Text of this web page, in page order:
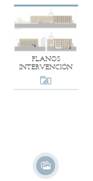
PLANOS
INTERVENCIÓN